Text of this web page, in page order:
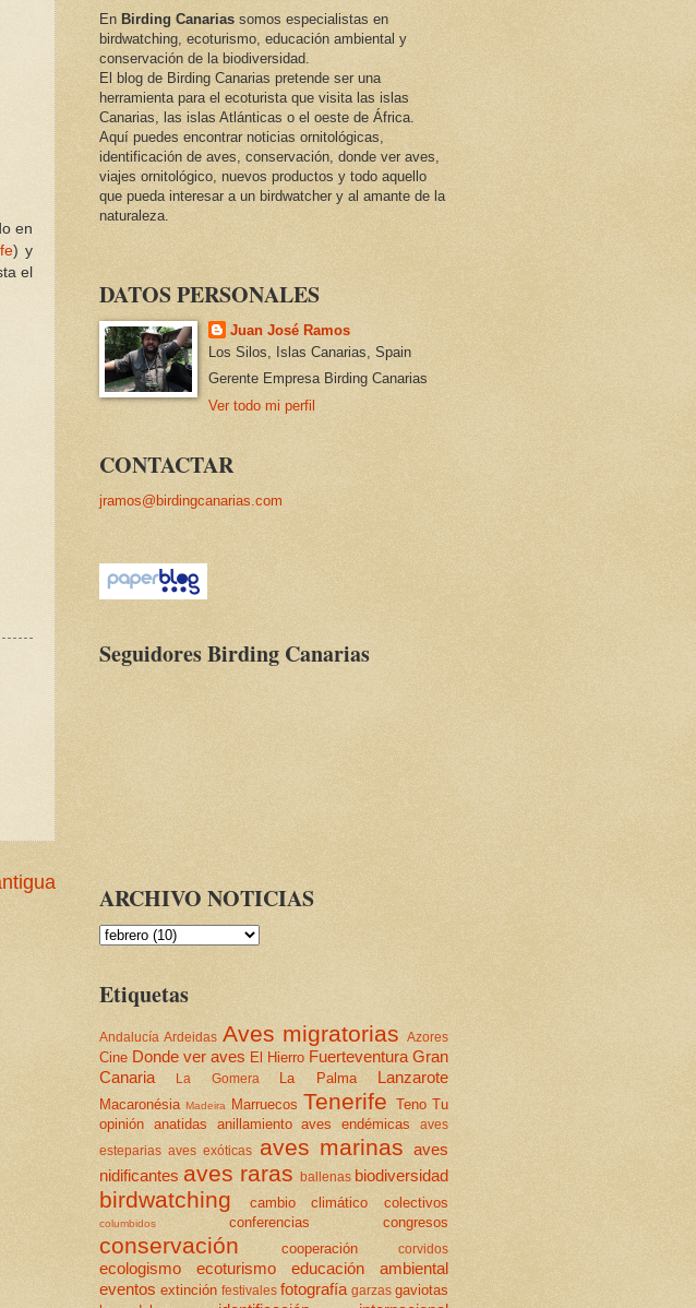
en
) y
el
En Birding Canarias somos especialistas en
birdwatching, ecoturismo, educación ambiental y
conservación de la biodiversidad.
El blog de Birding Canarias pretende ser una
herramienta para el ecoturista que visita las islas
Canarias, las islas Atlánticas o el oeste de África.
Aquí puedes encontrar noticias ornitológicas,
identificación de aves, conservación, donde ver aves,
viajes ornitológico, nuevos productos y todo aquello
que pueda interesar a un birdwatcher y al amante de la
naturaleza.
DATOS PERSONALES
Juan José Ramos
Los Silos, Islas Canarias, Spain
Gerente Empresa Birding Canarias
Ver todo mi perfil
CONTACTAR
jramos@birdingcanarias.com
Seguidores Birding Canarias
ARCHIVO NOTICIAS
Etiquetas
Andalucía Ardeidas Aves migratorias Azores
Cine Donde ver aves El Hierro Fuerteventura Gran
Canaria
La Gomera La Palma Lanzarote
Macaronésia Madeira Marruecos Tenerife Teno Tu
opinión anatidas anillamiento aves endémicas
aves
esteparias aves exóticas aves marinas aves
nidificantes aves raras ballenas biodiversidad
birdwatching cambio climático colectivos
columbidos conferencias congresos
conservación cooperación corvidos
ecologismo ecoturismo
educación ambiental
eventos extinción festivales fotografía garzas gaviotas